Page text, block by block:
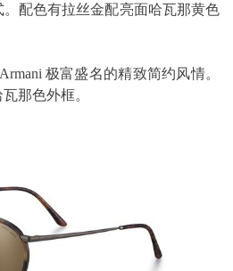
配色有拉丝金配亮面哈瓦那黄色
极富盛名的精致简约风情。
那色外框。